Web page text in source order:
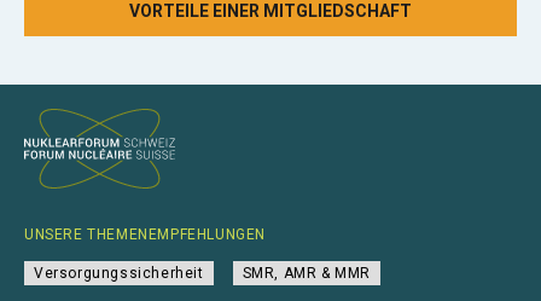
VORTEILE EINER MITGLIEDSCHAFT
UNSERE THEMENEMPFEHLUNGEN
Versorgungssicherheit SMR, AMR & MMR